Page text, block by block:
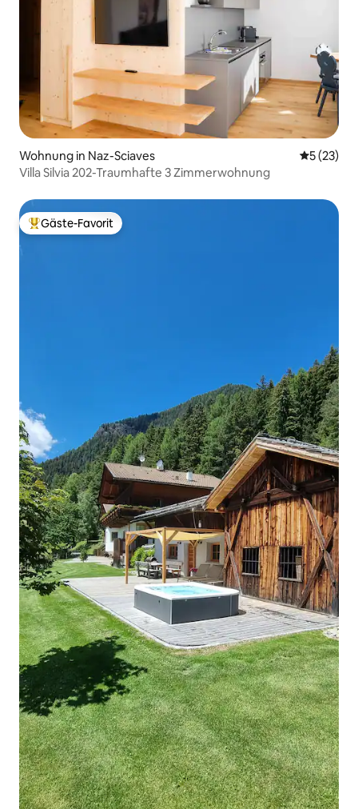
Wohnung in Naz-Sciaves
5 (23)
Villa Silvia 202-Traumhafte 3 Zimmerwohnung
Beliebter Gäste-Favorit.
Gäste-Favorit